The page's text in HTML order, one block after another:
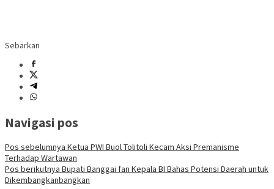
Sebarkan
Navigasi pos
Pos sebelumnya Ketua PWI Buol Tolitoli Kecam Aksi Premanisme
Terhadap Wartawan
Pos berikutnya Bupati Banggai fan Kepala BI Bahas Potensi Daerah untuk
Dikembangkanbangkan